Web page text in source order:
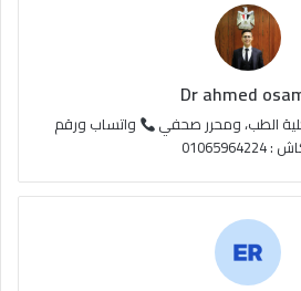
Dr ahmed
الطب، ومحرر صحفي
واتساب ورقم